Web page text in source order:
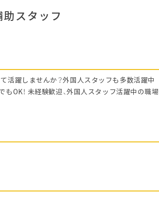
スタッフ
活躍しませんか？外国人スタッフも多数活躍中
OK！ 未経験歓迎、外国人スタッフ活躍中の職場